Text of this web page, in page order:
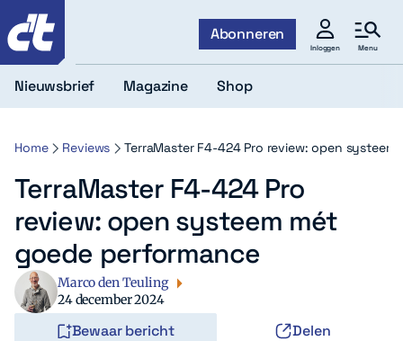
Abonneren
Inloggen Menu
Nieuwsbrief Magazine Shop
Home Reviews TerraMaster F4-424 Pro review: open
TerraMaster F4-424 Pro
review: open systeem mét
goede performance
Marco den Teuling
24 december 2024
Bewaar bericht Delen